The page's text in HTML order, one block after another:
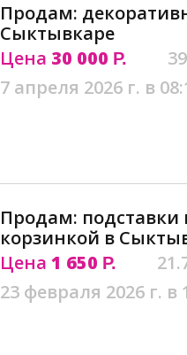
Продам:
Сыктывкаре
Цена 30 000 Р.
7 апреля 2026 г. в
Продам:
корзинкой в
Цена 1 650 Р.
23 февраля 2026 г. в